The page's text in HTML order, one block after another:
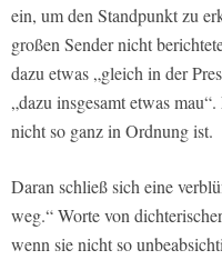
ein, um den Standpunkt zu
großen Sender nicht
dazu etwas „gleich in der
„dazu insgesamt etwas
nicht so ganz in Ordnung ist.
Daran schließ sich eine
weg.“ Worte von
wenn sie nicht so